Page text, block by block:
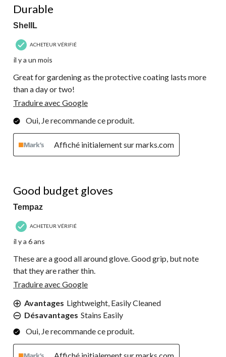
commentaire.
Durable
ShellL
ACHETEUR VÉRIFIÉ
il y a un mois
Great for gardening as the protective coating lasts more
than a day or two!
Traduire avec Google
Oui, Je recommande ce produit.
Affiché initialement sur marks.com
Good budget gloves
Tempaz
ACHETEUR VÉRIFIÉ
il y a 6 ans
These are a good all around glove. Good grip, but note
that they are rather thin.
Traduire avec Google
Avantages Lightweight, Easily Cleaned
Désavantages Stains Easily
Oui, Je recommande ce produit.